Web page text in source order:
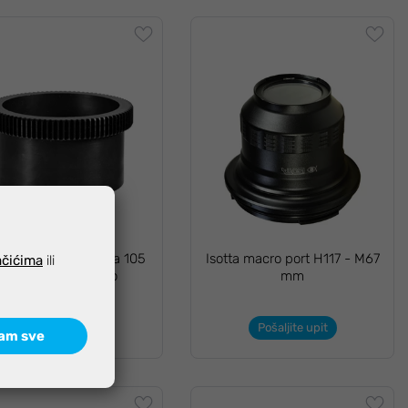
Focus ring Sigma 105
f/2.8 EX DG macro
142,01 €
Isotta macro port H117 - M67
mm
Pošaljite upit
ili
sve